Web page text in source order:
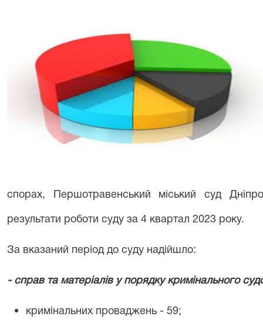
спорах, Першотравенський міський суд
результати роботи суду за 4 квартал 2023 року.
За вказаний період до суду надійшло:
- справ та матеріалів у порядку кримінального
кримінальних проваджень - 59;